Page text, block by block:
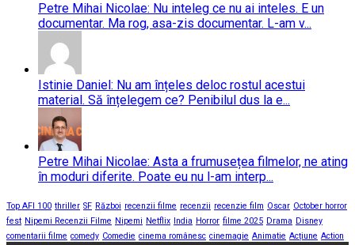
Petre Mihai Nicolae: Nu inteleg ce nu ai inteles. E un
documentar. Ma rog, asa-zis documentar. L-am v...
Istinie Daniel: Nu am înțeles deloc rostul acestui
material. Să înțelegem ce? Penibilul dus la e...
Petre Mihai Nicolae: Asta a frumusețea filmelor, ne ating
în moduri diferite. Poate eu nu l-am interp...
Top AFI 100 thriller SF Război recenzii filme recenzii recenzie film Oscar October horror
fest Nipemi Recenzii Filme Nipemi Netflix India Horror filme 2025 Drama Disney
comentarii filme comedy Comedie cinema românesc cinemagie Animatie Acțiune Action